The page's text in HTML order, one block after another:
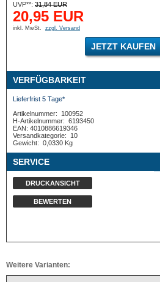
UVP**: 31,84 EUR
20,95 EUR
inkl. MwSt. zzgl. Versand
JETZT KAUFEN
VERFÜGBARKEIT
Lieferfrist 5 Tage*
Artikelnummer:
100952
H-Artikelnummer: 6193450
EAN: 4010886619346
Versandkategorie:
10
Gewicht: 0,0330 Kg
SERVICE
DRUCKANSICHT
BEWERTEN
Weitere Varianten: